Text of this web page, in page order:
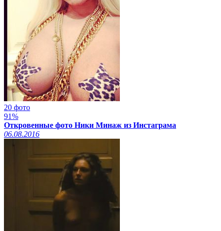
20 фото
91%
Откровенные фото Ники Минаж из Инстаграма
06.08.2016